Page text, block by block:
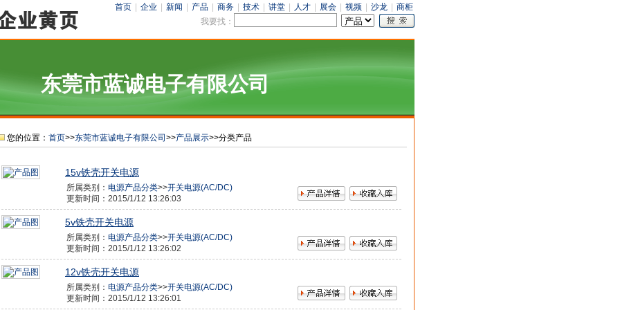
首页 企业 新闻 产品 商务 技术 讲堂 人才 展会 视频 沙龙
商柜
我要找：
东莞市蓝诚电子有限公司
您的位置： 首页>>东莞市蓝诚电子有限公司 >>产品展示>>分类产品
15v铁壳开关电源
所属类别： 电源产品分类>>开关电源(AC/DC)
更新时间：2015/1/12 13:26:03
5v铁壳开关电源
所属类别： 电源产品分类>>开关电源(AC/DC)
更新时间：2015/1/12 13:26:02
12v铁壳开关电源
所属类别： 电源产品分类>>开关电源(AC/DC)
更新时间：2015/1/12 13:26:01